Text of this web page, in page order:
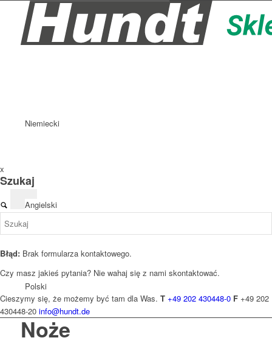
Niemiecki
Angielski
Polski
x
Szukaj
Błąd: Brak formularza kontaktowego.
Czy masz jakieś pytania? Nie wahaj się z nami skontaktować.
Cieszymy się, że możemy być tam dla Was. T +49 202 430448-0 F +49 202
430448-20 info@hundt.de
Noże